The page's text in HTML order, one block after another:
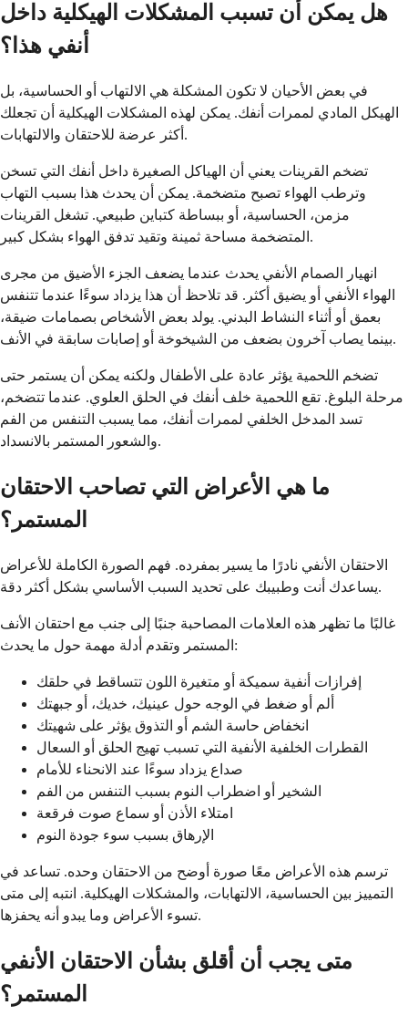
هل يمكن أن تسبب المشكلات الهيكلية داخل
أنفي هذا؟
في بعض الأحيان لا تكون المشكلة هي الالتهاب أو الحساسية، بل
الهيكل المادي لممرات أنفك. يمكن لهذه المشكلات الهيكلية أن تجعلك
أكثر عرضة للاحتقان والالتهابات.
تضخم القرينات يعني أن الهياكل الصغيرة داخل أنفك التي تسخن
وترطب الهواء تصبح متضخمة. يمكن أن يحدث هذا بسبب التهاب
مزمن، الحساسية، أو ببساطة كتباين طبيعي. تشغل القرينات
المتضخمة مساحة ثمينة وتقيد تدفق الهواء بشكل كبير.
انهيار الصمام الأنفي يحدث عندما يضعف الجزء الأضيق من مجرى
الهواء الأنفي أو يضيق أكثر. قد تلاحظ أن هذا يزداد سوءًا عندما تتنفس
بعمق أو أثناء النشاط البدني. يولد بعض الأشخاص بصمامات ضيقة،
بينما يصاب آخرون بضعف من الشيخوخة أو إصابات سابقة في الأنف.
تضخم اللحمية يؤثر عادة على الأطفال ولكنه يمكن أن يستمر حتى
مرحلة البلوغ. تقع اللحمية خلف أنفك في الحلق العلوي. عندما تتضخم،
تسد المدخل الخلفي لممرات أنفك، مما يسبب التنفس من الفم
والشعور المستمر بالانسداد.
ما هي الأعراض التي تصاحب الاحتقان
المستمر؟
الاحتقان الأنفي نادرًا ما يسير بمفرده. فهم الصورة الكاملة للأعراض
يساعدك أنت وطبيبك على تحديد السبب الأساسي بشكل أكثر دقة.
غالبًا ما تظهر هذه العلامات المصاحبة جنبًا إلى جنب مع احتقان الأنف
المستمر وتقدم أدلة مهمة حول ما يحدث:
إفرازات أنفية سميكة أو متغيرة اللون تتساقط في حلقك
ألم أو ضغط في الوجه حول عينيك، خديك، أو جبهتك
انخفاض حاسة الشم أو التذوق يؤثر على شهيتك
القطرات الخلفية الأنفية التي تسبب تهيج الحلق أو السعال
صداع يزداد سوءًا عند الانحناء للأمام
الشخير أو اضطراب النوم بسبب التنفس من الفم
امتلاء الأذن أو سماع صوت فرقعة
الإرهاق بسبب سوء جودة النوم
ترسم هذه الأعراض معًا صورة أوضح من الاحتقان وحده. تساعد في
التمييز بين الحساسية، الالتهابات، والمشكلات الهيكلية. انتبه إلى متى
تسوء الأعراض وما يبدو أنه يحفزها.
متى يجب أن أقلق بشأن الاحتقان الأنفي
المستمر؟